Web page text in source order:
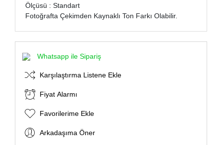
Ölçüsü : Standart
Fotoğrafta Çekimden Kaynaklı Ton Farkı Olabilir.
Whatsapp ile Sipariş
Karşılaştırma Listene Ekle
Fiyat Alarmı
Favorilerime Ekle
Arkadaşıma Öner